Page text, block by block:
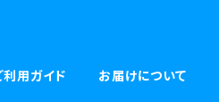
利用ガイド お届けについて